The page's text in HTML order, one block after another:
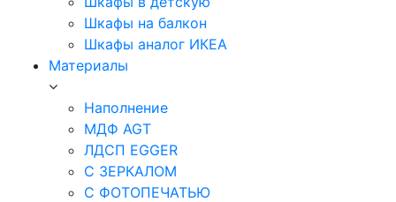
Шкафы на балкон
Шкафы аналог ИКЕА
Материалы
Наполнение
МДФ AGT
ЛДСП EGGER
С ЗЕРКАЛОМ
С ФОТОПЕЧАТЬЮ